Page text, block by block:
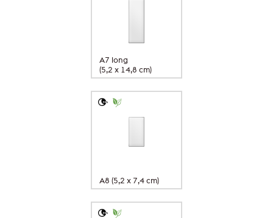
A7 long
(5,2 x 14,8 cm)
A8 (5,2 x 7,4 cm)